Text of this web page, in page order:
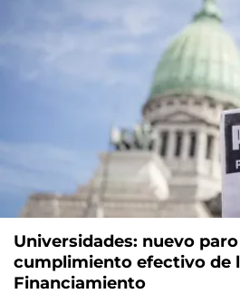
Universidades: nuevo
cumplimiento efectivo de
Financiamiento